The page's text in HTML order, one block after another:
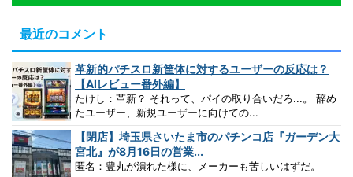
最近のコメント
革新的パチスロ新筐体に対するユーザーの反応は？
【AIレビュー番外編】
たけし：革新？ それって、パイの取り合いだろ...。 辞め
たユーザー、新規ユーザーに向けての...
【閉店】埼玉県さいたま市のパチンコ店『ガーデン大
宮北』が8月16日の営業...
匿名：豊丸が潰れた様に、メーカーも苦しいはずだ。